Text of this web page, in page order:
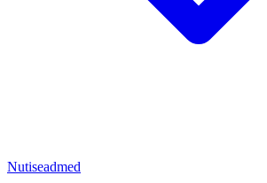
Nutiseadmed